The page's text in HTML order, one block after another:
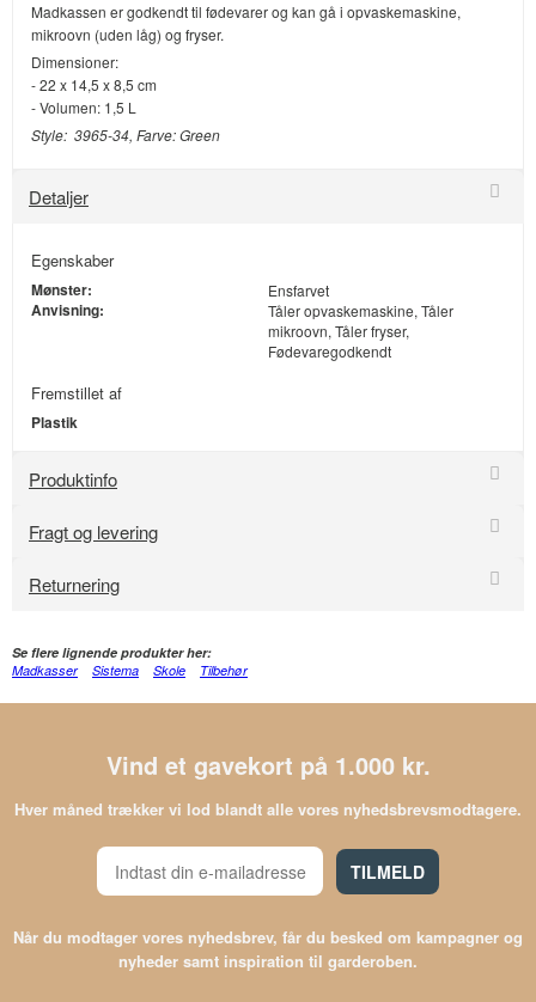
Madkassen er godkendt til fødevarer og kan gå i opvaskemaskine,
mikroovn (uden låg) og fryser.
Dimensioner:
- 22 x 14,5 x 8,5 cm
- Volumen: 1,5 L
Style: 3965-34, Farve: Green
Detaljer
Egenskaber
Mønster: Ensfarvet
Anvisning:
Tåler opvaskemaskine, Tåler
mikroovn, Tåler fryser,
Fødevaregodkendt
Fremstillet af
Plastik
Produktinfo
Fragt og levering
Returnering
Se flere lignende produkter her:
Madkasser
Sistema Skole Tilbehør
Vind et gavekort på 1.000 kr.
Hver måned trækker vi lod blandt alle vores nyhedsbrevsmodtagere.
TILMELD
Når du modtager vores nyhedsbrev, får du besked om kampagner og
nyheder samt inspiration til garderoben.